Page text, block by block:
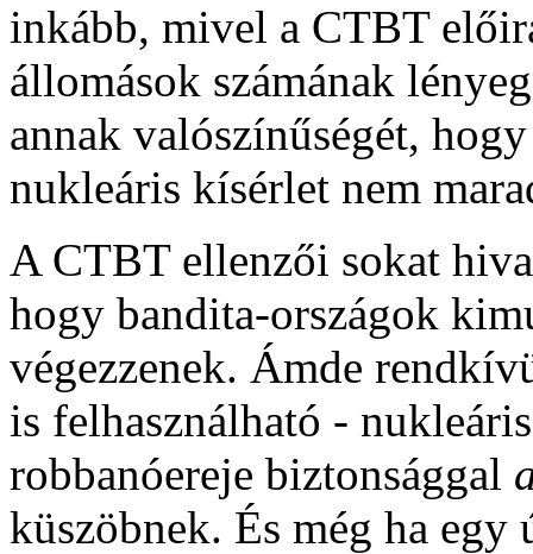
inkább, mivel a CTBT
állomások számának
annak valószínűségét,
nukleáris kísérlet nem
A CTBT ellenzői sokat
hogy bandita-országok
végezzenek. Ámde
is felhasználható -
robbanóereje biztonsággal
küszöbnek. És még ha